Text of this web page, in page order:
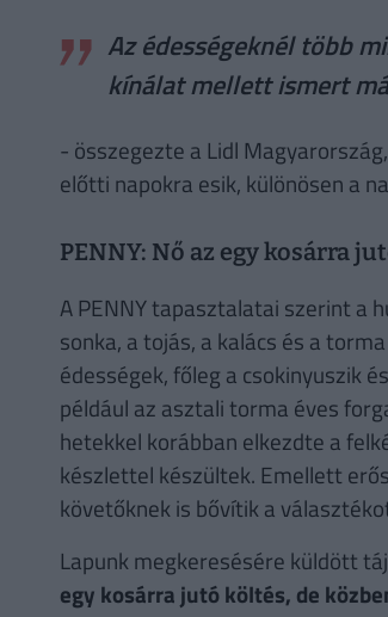
Az édességeknél több
kínálat mellett ismert
- összegezte a Lidl
előtti napokra esik, különösen a
PENNY: Nő az egy kosárra
A PENNY tapasztalatai szerint a
sonka, a tojás, a kalács és a
édességek, főleg a csokinyuszik
például az asztali torma éves
hetekkel korábban elkezdte a
készlettel készültek. Emellett
követőknek is bővítik a
Lapunk megkeresésére küldött
egy kosárra jutó költés, de